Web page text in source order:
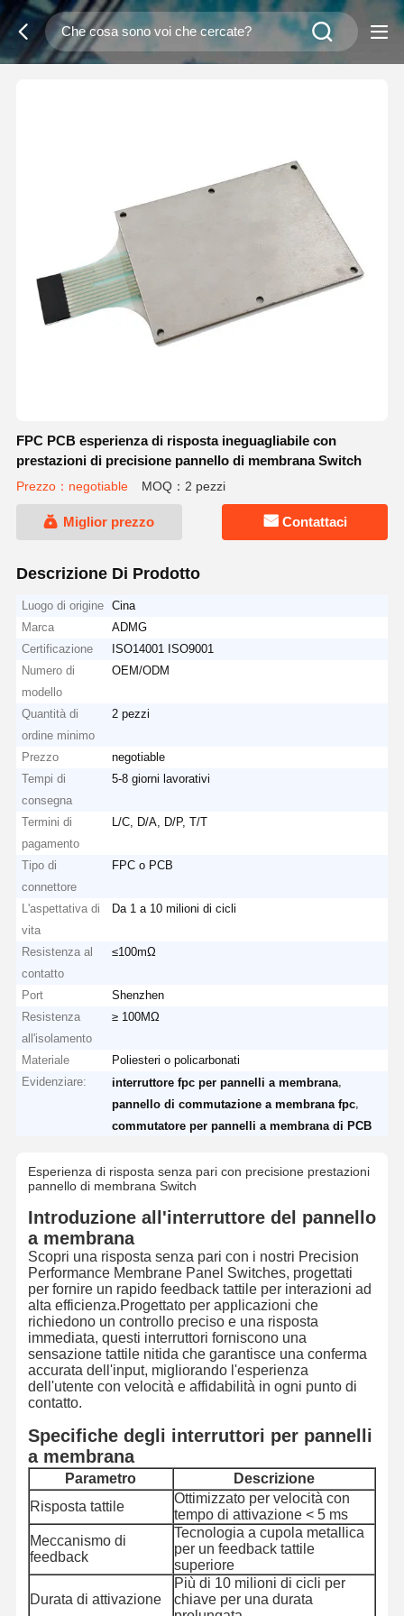
FPC PCB esperienza di risposta ineguagliabile con
prestazioni di precisione pannello di membrana Switch
Prezzo：negotiable MOQ：2 pezzi
Miglior prezzo Contattaci
Descrizione Di Prodotto
Luogo di origine
Cina
Marca
ADMG
Certificazione
ISO14001 ISO9001
Numero di
modello
OEM/ODM
Quantità di
ordine minimo
2 pezzi
Prezzo
negotiable
Tempi di
consegna
5-8 giorni lavorativi
Termini di
pagamento
L/C, D/A, D/P, T/T
Tipo di
connettore
FPC o PCB
L'aspettativa di
vita
Da 1 a 10 milioni di cicli
Resistenza al
contatto
≤100mΩ
Port
Shenzhen
Resistenza
all'isolamento
≥ 100MΩ
Materiale
Poliesteri o policarbonati
Evidenziare:
interruttore fpc per pannelli a membrana
pannello di commutazione a membrana fpc
commutatore per pannelli a membrana di PCB
Esperienza di risposta senza pari con precisione prestazioni
pannello di membrana Switch
Introduzione all'interruttore del pannello
a membrana
Scopri una risposta senza pari con i nostri Precision
Performance Membrane Panel Switches, progettati
per fornire un rapido feedback tattile per interazioni ad
alta efficienza.Progettato per applicazioni che
richiedono un controllo preciso e una risposta
immediata, questi interruttori forniscono una
sensazione tattile nitida che garantisce una conferma
accurata dell'input, migliorando l'esperienza
dell'utente con velocità e affidabilità in ogni punto di
contatto.
Specifiche degli interruttori per pannelli
a membrana
Parametro
Descrizione
Risposta tattile
Ottimizzato per velocità con
tempo di attivazione < 5 ms
Meccanismo di
feedback
Tecnologia a cupola metallica
per un feedback tattile
superiore
Durata di attivazione
Più di 10 milioni di cicli per
chiave per una durata